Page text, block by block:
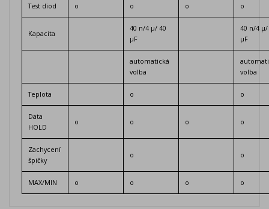
Test diod o o o o
Kapacita
40 n/4 μ/ 40
μF
40 n/4 μ/
μF
automatická
volba
volba
Teplota o o
Data
HOLD
o o o o
Zachycení
špičky
o o
MAX/MIN o o o o